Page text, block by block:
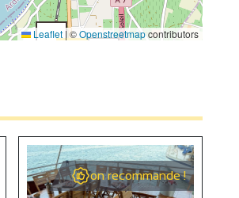
2
Leaflet | ©Openstreetmapcontributors
on recommande !